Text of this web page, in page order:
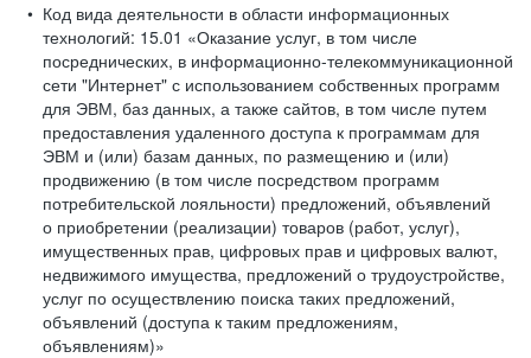
Код вида деятельности в области информационных
технологий: 15.01 «Оказание услуг, в том числе
посреднических, в информационно-телекоммуникационной
сети "Интернет" с использованием собственных программ
для ЭВМ, баз данных, а также сайтов, в том числе путем
предоставления удаленного доступа к программам для
ЭВМ и (или) базам данных, по размещению и (или)
продвижению (в том числе посредством программ
потребительской лояльности) предложений, объявлений
о приобретении (реализации) товаров (работ, услуг),
имущественных прав, цифровых прав и цифровых валют,
недвижимого имущества, предложений о трудоустройстве,
услуг по осуществлению поиска таких предложений,
объявлений (доступа к таким предложениям,
объявлениям)»